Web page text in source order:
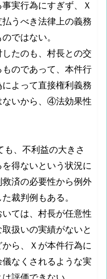
実行為にすぎず、Ｘ
うべき法律上の義務
ではない。
たのも、村長との交
のであって、本件行
よって直接権利義務
ないから、④法効果性
、不利益の大きさ
得ないという状況に
済の必要性から例外
裁判例もある。
ては、村長が任意性
扱いの実績がないと
ら、Ｘが本件行為に
なくされるような実